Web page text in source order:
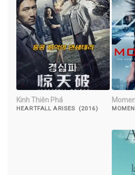
Kinh Thiên Phá
HEARTFALL ARISES (2016)